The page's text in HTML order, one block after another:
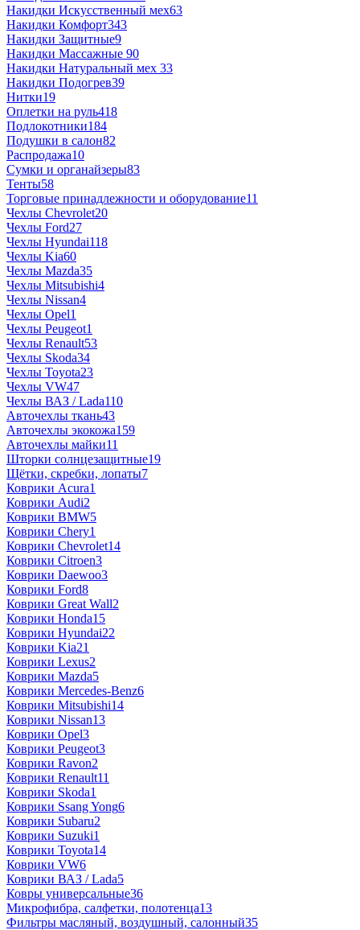
Накидки Искусственный мех63
Накидки Комфорт343
Накидки Защитные9
Накидки Массажные 90
Накидки Натуральный мех 33
Накидки Подогрев39
Нитки19
Оплетки на руль418
Подлокотники184
Подушки в салон82
Распродажа10
Сумки и органайзеры83
Тенты58
Торговые принадлежности и оборудование11
Чехлы Chevrolet20
Чехлы Ford27
Чехлы Hyundai118
Чехлы Kia60
Чехлы Mazda35
Чехлы Mitsubishi4
Чехлы Nissan4
Чехлы Opel1
Чехлы Peugeot1
Чехлы Renault53
Чехлы Skoda34
Чехлы Toyota23
Чехлы VW47
Чехлы ВАЗ / Lada110
Авточехлы ткань43
Авточехлы экокожа159
Авточехлы майки11
Шторки солнцезащитные19
Щётки, скребки, лопаты7
Коврики Acura1
Коврики Audi2
Коврики BMW5
Коврики Chery1
Коврики Chevrolet14
Коврики Citroen3
Коврики Daewoo3
Коврики Ford8
Коврики Great Wall2
Коврики Honda15
Коврики Hyundai22
Коврики Kia21
Коврики Lexus2
Коврики Mazda5
Коврики Mercedes-Benz6
Коврики Mitsubishi14
Коврики Nissan13
Коврики Opel3
Коврики Peugeot3
Коврики Ravon2
Коврики Renault11
Коврики Skoda1
Коврики Ssang Yong6
Коврики Subaru2
Коврики Suzuki1
Коврики Toyota14
Коврики VW6
Коврики ВАЗ / Lada5
Ковры универсальные36
Микрофибра, салфетки, полотенца13
Фильтры масляный, воздушный, салонный35